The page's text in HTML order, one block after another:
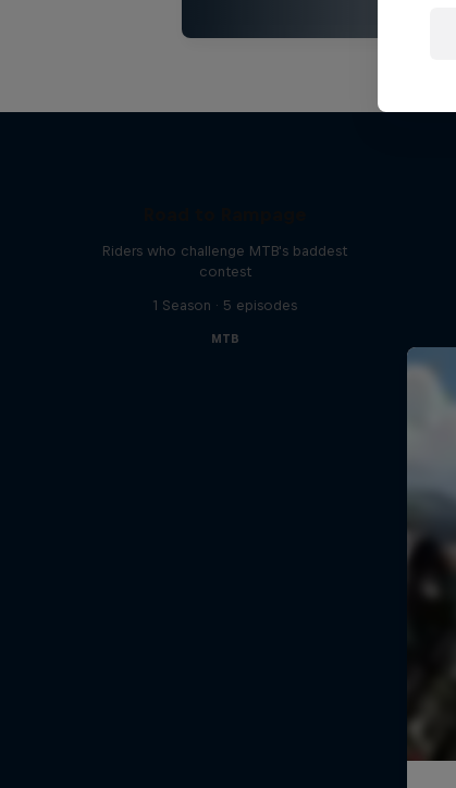
Riders who challenge MTB's baddest
contest
1 Season · 5 episodes
MTB